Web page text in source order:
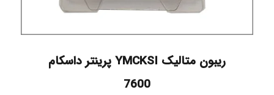
ریبون متالیک YMCKSI پرینتر داسکام
7600